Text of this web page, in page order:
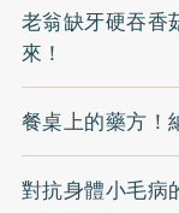
老翁缺牙硬吞
來！
餐桌上的藥方！
對抗身體小毛病